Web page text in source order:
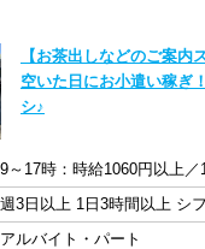
【お茶出しなどのご案内
空いた日にお小遣い稼ぎ
シ♪
アルバイト・パート